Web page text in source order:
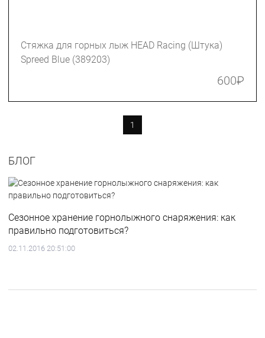
Стяжка для горных лыж HEAD Racing (Штука)
Spreed Blue (389203)
600₽
1
БЛОГ
Сезонное хранение горнолыжного снаряжения: как
правильно подготовиться?
02.11.2016 20:51:00